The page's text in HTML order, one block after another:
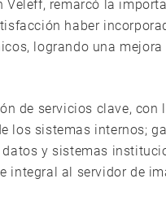
Veleff, remarcó la
haber
logrando una
de servicios clave, con
los sistemas internos;
y sistemas
integral al servidor de